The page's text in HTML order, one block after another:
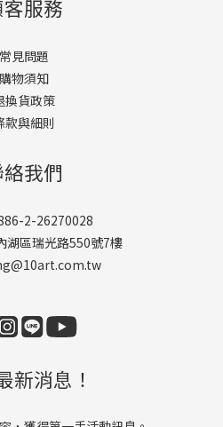
服務
常見問題
購物須知
換貨政策
款與細則
我們
2-26270028
湖區瑞光路550號7樓
新消息！